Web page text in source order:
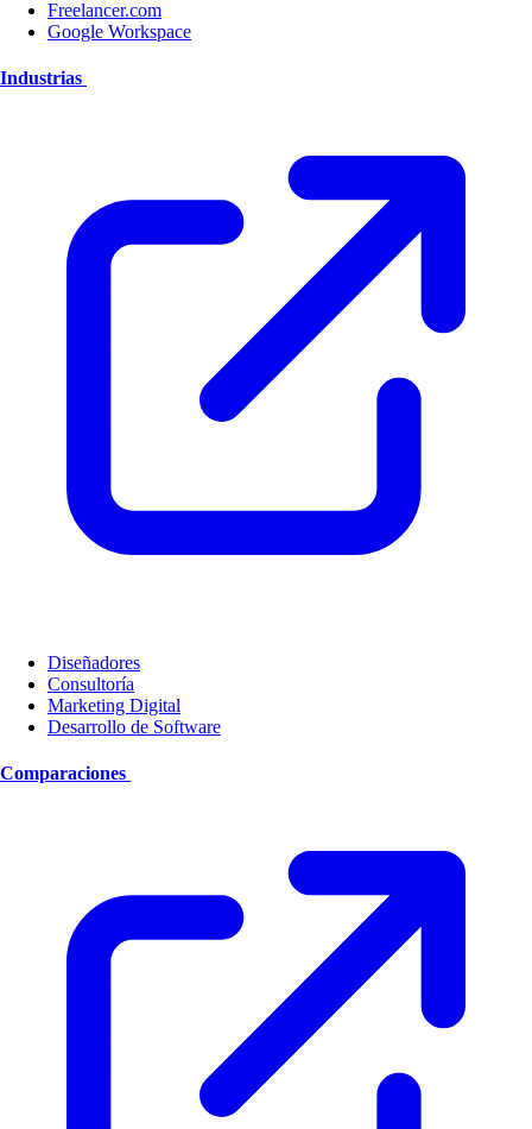
Freelancer.com
Google Workspace
Industrias
Diseñadores
Consultoría
Marketing Digital
Desarrollo de Software
Comparaciones